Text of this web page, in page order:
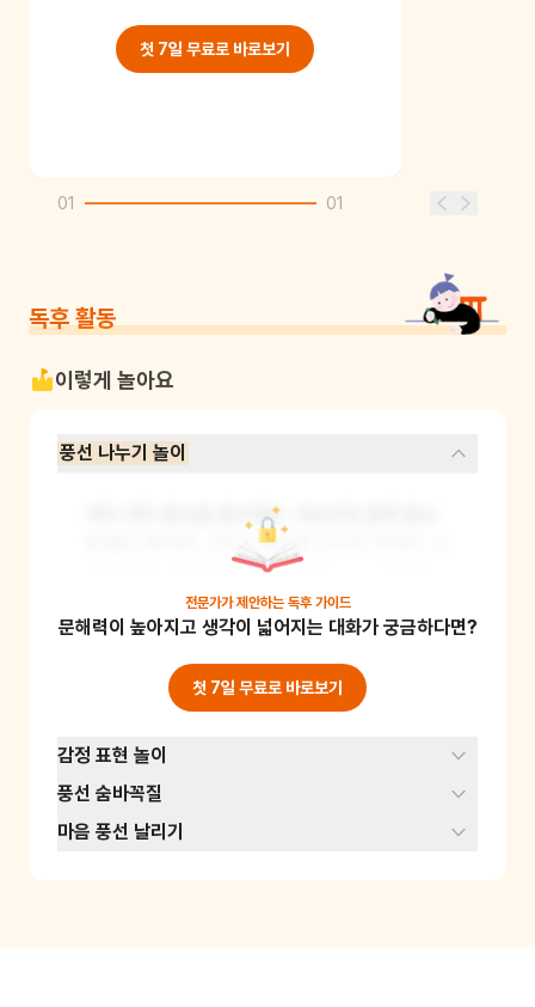
첫 7일 무료로 바로보기
01 01
독후 활동
이렇게 놀아요
풍선 나누기 놀이
여러 개의 풍선을 준비해요. 어린이와 함께 풍선
을 불고 묶어요. 그리고 풍선을 나누어 가져요. 서
로 풍선을 교환하거나 함께 가지고 노는 방법을
생각해 보세요. 이 놀이를 통해 나누는 즐거움과
함께 노는 재미를 느낄 수 있어요. 준비물: 풍선
전문가가 제안하는 독후 가이드
문해력이 높아지고 생각이 넓어지는 대화가 궁금하다면?
첫 7일 무료로 바로보기
감정 표현 놀이
풍선 숨바꼭질
마음 풍선 날리기